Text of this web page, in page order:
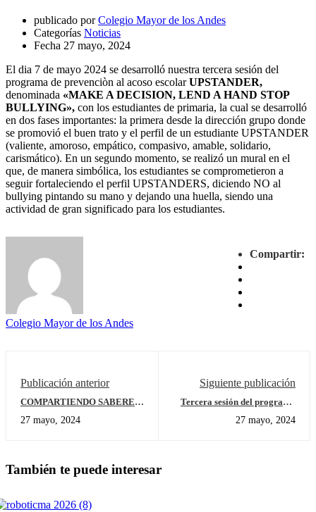
publicado por Colegio Mayor de los Andes
Categorías Noticias
Fecha 27 mayo, 2024
El dia 7 de mayo 2024 se desarrolló nuestra tercera sesión del
programa de prevenciòn al acoso escolarUPSTANDER,
denominada «MAKE A DECISION, LEND A HAND STOP
BULLYING», con los estudiantes de primaria, la cual se desarrolló
en dos fases importantes: la primera desde la dirección grupo donde
se promovió el buen trato y el perfil de un estudiante UPSTANDER
(valiente, amoroso, empático, compasivo, amable, solidario,
carismático). En un segundo momento, se realizó un mural en el
que, de manera simbólica, los estudiantes se comprometieron a
seguir fortaleciendo el perfil UPSTANDERS, diciendo NO al
bullying pintando su mano y dejando una huella, siendo una
actividad de gran significado para los estudiantes.
Compartir:
Colegio Mayor de los Andes
Publicación anterior
COMPARTIENDO SABERES,
CULTURA.
27 mayo, 2024
Siguiente publicación
Tercera sesión del programa
27 mayo, 2024
También te puede interesar